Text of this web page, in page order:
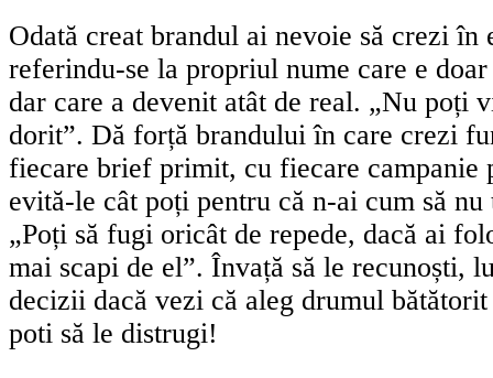
Odată creat brandul ai nevoie să crezi în
referindu-se la propriul nume care e doar
dar care a devenit atât de real. „Nu poți
dorit”. Dă forță brandului în care crezi
fiecare brief primit, cu fiecare campanie
evită-le cât poți pentru că n-ai cum să
„Poți să fugi oricât de repede, dacă ai
mai scapi de el”. Învață să le recunoști,
decizii dacă vezi că aleg drumul bătătorit
poti să le distrugi!